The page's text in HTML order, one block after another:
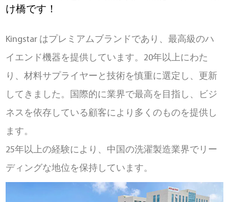
け橋です！
Kingstar はプレミアムブランドであり、最高級のハ
イエンド機器を提供しています。20年以上にわた
り、材料サプライヤーと技術を慎重に選定し、更新
してきました。国際的に業界で最高を目指し、ビジ
ネスを依存している顧客により多くのものを提供し
ます。
25年以上の経験により、中国の洗濯製造業界でリー
ディングな地位を保持しています。